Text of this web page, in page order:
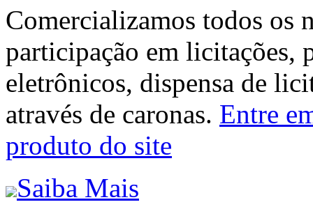
Comercializamos todos os
participação em licitações,
eletrônicos, dispensa de
através de caronas. Entre
produto do site
Saiba Mais